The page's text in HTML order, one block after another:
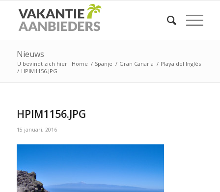
Nieuws
U bevindt zich hier: Home / Spanje / Gran Canaria / Playa del Inglés
/ HPIM1156.JPG
HPIM1156.JPG
15 januari, 2016